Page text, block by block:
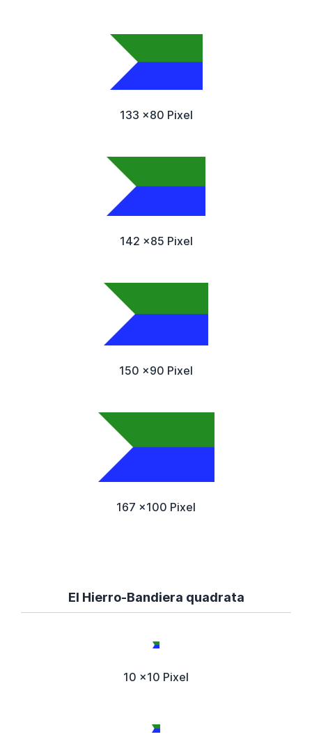
133 x80 Pixel
142 x85 Pixel
150 x90 Pixel
167 x100 Pixel
El Hierro-Bandiera quadrata
10 x10 Pixel